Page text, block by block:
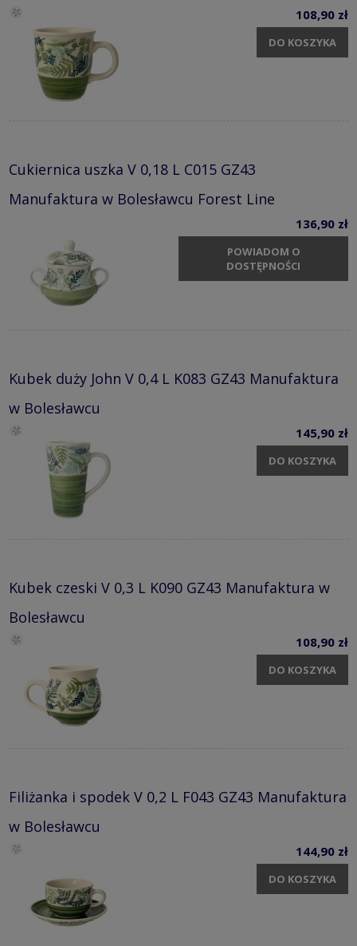
108,90 zł
DO KOSZYKA
Cukiernica uszka V 0,18 L C015 GZ43
Manufaktura w Bolesławcu Forest Line
136,90 zł
POWIADOM O
DOSTĘPNOŚCI
Kubek duży John V 0,4 L K083 GZ43 Manufaktura
w Bolesławcu
145,90 zł
DO KOSZYKA
Kubek czeski V 0,3 L K090 GZ43 Manufaktura w
Bolesławcu
108,90 zł
DO KOSZYKA
Filiżanka i spodek V 0,2 L F043 GZ43 Manufaktura
w Bolesławcu
144,90 zł
DO KOSZYKA